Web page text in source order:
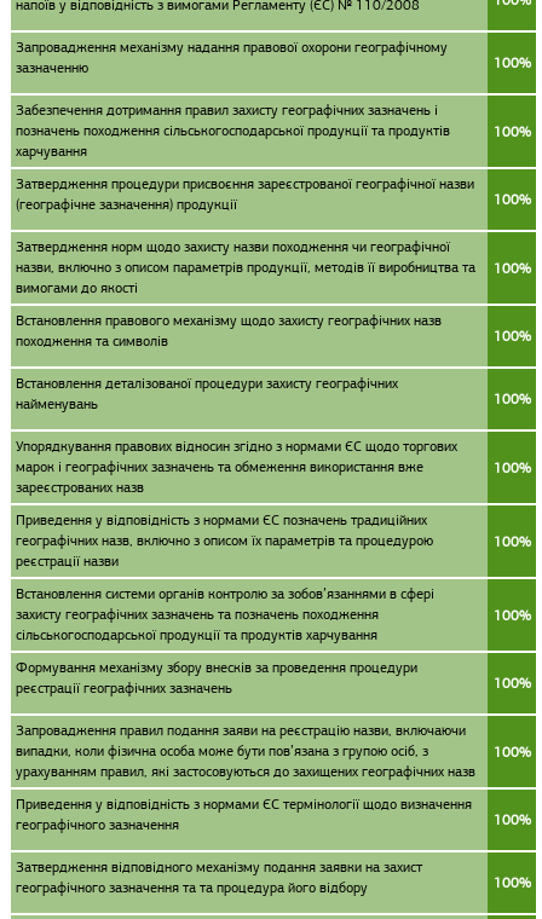
напоїв у відповідність з вимогами Регламенту (ЄС) № 110/2008
Запровадження механізму надання правової охорони географічному
зазначенню
100%
Забезпечення дотримання правил захисту географічних зазначень і
позначень походження сільськогосподарської продукції та продуктів
харчування
100%
Затвердження процедури присвоєння зареєстрованої географічної назви
(географічне зазначення) продукції
100%
Затвердження норм щодо захисту назви походження чи географічної
назви, включно з описом параметрів продукції, методів її виробництва та
вимогами до якості
100%
Встановлення правового механізму щодо захисту географічних назв
походження та символів
100%
Встановлення деталізованої процедури захисту географічних
найменувань
100%
Упорядкування правових відносин згідно з нормами ЄС щодо торгових
марок і географічних зазначень та обмеження використання вже
зареєстрованих назв
100%
Приведення у відповідність з нормами ЄС позначень традиційних
географічних назв, включно з описом їх параметрів та процедурою
реєстрації назви
100%
Встановлення системи органів контролю за зобов’язаннями в сфері
захисту географічних зазначень та позначень походження
сільськогосподарської продукції та продуктів харчування
100%
Формування механізму збору внесків за проведення процедури
реєстрації географічних зазначень
100%
Запровадження правил подання заяви на реєстрацію назви, включаючи
випадки, коли фізична особа може бути пов’язана з групою осіб, з
урахуванням правил, які застосовуються до захищених географічних назв
100%
Приведення у відповідність з нормами ЄС термінології щодо визначення
географічного зазначення
100%
Затвердження відповідного механізму подання заявки на захист
географічного зазначення та та процедура його відбору
100%